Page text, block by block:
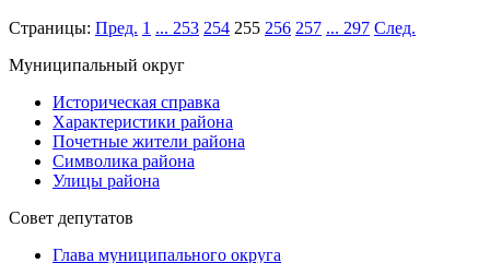
Страницы: Пред. 1 ... 253 254 255 256 257 ... 297 След.
Муниципальный округ
Историческая справка
Характеристики района
Почетные жители района
Символика района
Улицы района
Совет депутатов
Глава муниципального округа